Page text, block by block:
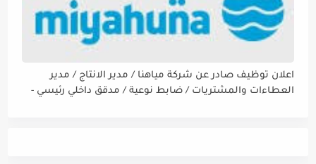
اعلان توظيف صادر عن شركة مياهنا / مدير الانتاج / مدير
العطاءات والمشتريات / ضابط نوعية / مدقق داخلي رئيسي -